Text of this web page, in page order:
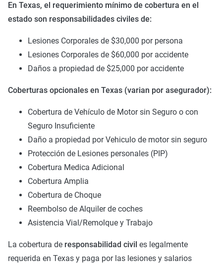
En Texas, el requerimiento mínimo de cobertura en el
estado son responsabilidades civiles de:
Lesiones Corporales de $30,000 por persona
Lesiones Corporales de $60,000 por accidente
Daños a propiedad de $25,000 por accidente
Coberturas opcionales en Texas (varian por asegurador):
Cobertura de Vehículo de Motor sin Seguro o con
Seguro Insuficiente
Daño a propiedad por Vehiculo de motor sin seguro
Protección de Lesiones personales (PIP)
Cobertura Medica Adicional
Cobertura Amplia
Cobertura de Choque
Reembolso de Alquiler de coches
Asistencia Vial/Remolque y Trabajo
La cobertura de responsabilidad civil es legalmente
requerida en Texas y paga por las lesiones y salarios